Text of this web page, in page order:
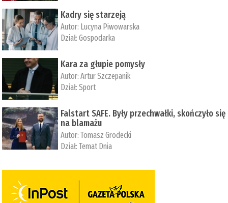
Kadry się starzeją
Autor: Lucyna Piwowarska
Dział:Gospodarka
Kara za głupie pomysły
Autor:Artur Szczepanik
Dział:Sport
Falstart SAFE. Były przechwałki, skończyło się
na blamażu
Autor:Tomasz Grodecki
Dział:Temat Dnia